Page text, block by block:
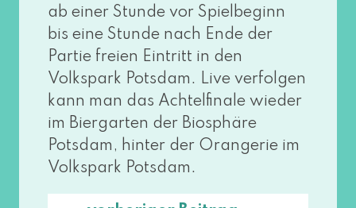
ab einer Stunde vor Spielbeginn
bis eine Stunde nach Ende der
Partie frei­en Eintritt in den
Volkspark Potsdam. Live ver­fol­gen
kann man das Achtelfinale wie­der
im Biergarten der Biosphäre
Potsdam, hin­ter der Orangerie im
Volkspark Potsdam.